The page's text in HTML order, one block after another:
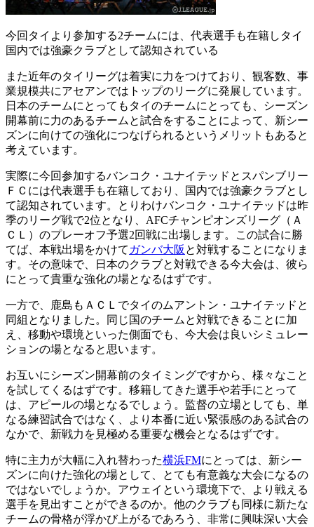
今回タイより参加する2チームには、代表選手も在籍しタイ
国内では強豪クラブとして認知されている
また近年のタイリーグは着実に力をつけており、観客数、事
業規模共にアセアンではトップのリーグに発展しています。
日本のチームにとってもタイのチームにとっても、シーズン
開幕前に力のあるチームと試合をすることによって、新シー
ズンに向けての強化につなげられるというメリットもあると
考えています。
実際に今回参加するバンコク・ユナイテッドとスパンブリー
ＦＣには代表選手も在籍しており、国内では強豪クラブとし
て認知されています。とりわけバンコク・ユナイテッドは昨
季のリーグ戦で2位となり、AFCチャンピオンズリーグ（Ａ
ＣＬ）のプレーオフ予選2回戦に出場します。この試合に勝
てば、本戦出場をかけて ガンバ大阪 と対戦することになりま
す。その意味で、日本のクラブと対戦できる今大会は、彼ら
にとって貴重な強化の場となるはずです。
一方で、鹿島もＡＣＬでタイのムアントン・ユナイテッドと
同組となりました。同じ国のチームと対戦できることに加
え、移動や環境といった側面でも、今大会は良いシミュレー
ションの場となると思います。
お互いにシーズン開幕前のタイミングですから、様々なこと
を試してくるはずです。移籍してきた選手や若手にとって
は、アピールの場となるでしょう。監督の立場としても、単
なる練習試合ではなく、より本番に近い緊張感のある試合の
なかで、新戦力を見極める重要な機会となるはずです。
特に主力が大幅に入れ替わった横浜FMにとっては、新シー
ズンに向けた強化の場として、とても有意義な大会になるの
ではないでしょうか。アウェイという環境下で、より戦える
選手を見出すことができるのか。他のクラブも同様に新たな
チームの骨格が浮かび上がるであろう、非常に興味深い大会